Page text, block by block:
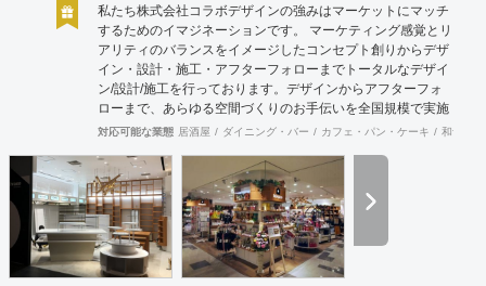
私たち株式会社コラボデザインの強みはマーケットにマッチ
するためのイマジネーションです。 マーケティング感覚とリ
アリティのバランスをイメージしたコンセプト創りからデザ
イン・設計・施工・アフターフォローまでトータルなデザイ
ン/設計/施工を行っております。デザインからアフターフォ
ローまで、あらゆる空間づくりのお手伝いを全国規模で実施
できます。上海にもオフィスがございますので、中国での実
対応可能な業態 居酒屋 ダイニング・バー カフェ・パン・ケーキ 和食・